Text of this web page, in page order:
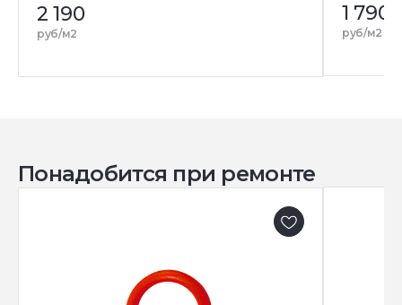
2 190
руб/м2
1 790
руб/м2
Понадобится при ремонте